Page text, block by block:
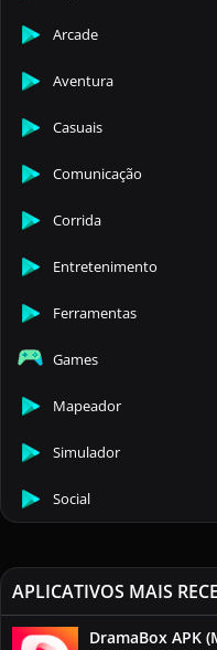
Arcade
Aventura
Casuais
Comunicação
Corrida
Entretenimento
Ferramentas
Games
Mapeador
Simulador
Social
APLICATIVOS MAIS
DramaBox APK